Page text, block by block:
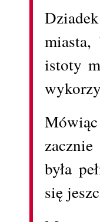
istoty
była
się